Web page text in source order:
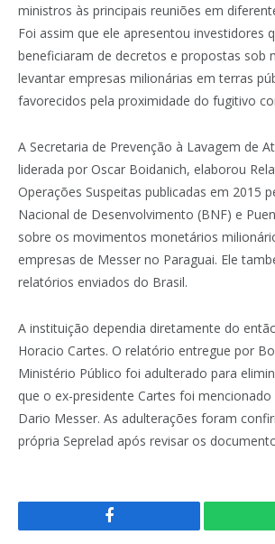
ministros às principais reuniões em
Foi assim que ele apresentou investidores
beneficiaram de decretos e propostas sob
levantar empresas milionárias em terras
favorecidos pela proximidade do fugitivo
A Secretaria de Prevenção à Lavagem de
liderada por Oscar Boidanich, elaborou
Operações Suspeitas publicadas em 2015
Nacional de Desenvolvimento (BNF) e
sobre os movimentos monetários
empresas de Messer no Paraguai. Ele
relatórios enviados do Brasil.
A instituição dependia diretamente do
Horacio Cartes. O relatório entregue por
Ministério Público foi adulterado para
que o ex-presidente Cartes foi
Dario Messer. As adulterações foram
própria Seprelad após revisar os
Facebook